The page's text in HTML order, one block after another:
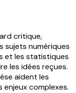
critique,
sujets numériques
et les statistiques
les idées reçues.
aident les
complexes.